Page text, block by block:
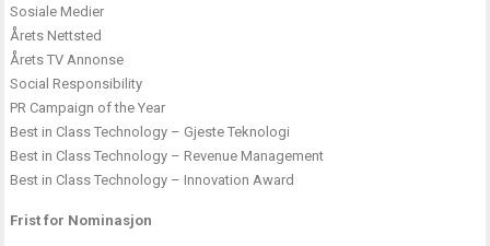
Sosiale Medier
Årets Nettsted
Årets TV Annonse
Social Responsibility
PR Campaign of the Year
Best in Class Technology – Gjeste Teknologi
Best in Class Technology – Revenue Management
Best in Class Technology – Innovation Award
Frist for Nominasjon